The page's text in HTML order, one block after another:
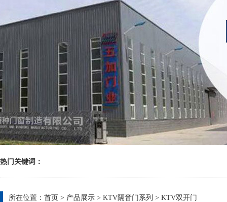
热门关键词：
所在位置： 首页 > 产品展示 > KTV隔音门系列 > KTV双开门